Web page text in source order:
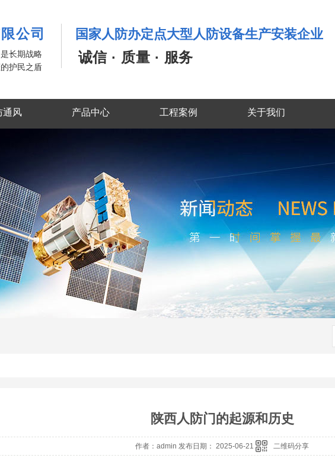
公司
长期战略
护民之盾
国家人防办定点大型人防设备生产安装企业
诚信 · 质量 · 服务
通风 产品中心 工程案例 关于我们
陕西人防门的起源和历史
作者：admin 发布日期： 2025-06-21 二维码分享